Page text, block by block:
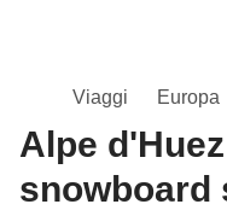
Viaggi Europa
Alpe
snowboard